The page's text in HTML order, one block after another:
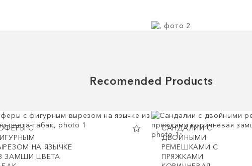
Recomended Products
С
НА ЯЗЫЧКЕ
ЗАМШИ ЦВЕТА
CАНДАЛИИ С
ДВОЙНЫМИ
РЕМЕШКАМИ С
ПРЯЖКАМИ